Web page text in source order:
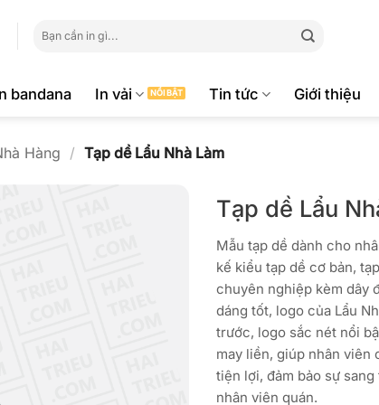
kiếm:
bandana In vải Tin tức Giới thiệu
Hàng / Tạp dề Lẩu Nhà Làm
Tạp dề Lẩu
Mẫu tạp dề dành cho
kế kiểu tạp dề cơ bản,
chuyên nghiệp kèm dây
dáng tốt, logo của Lẩu
trước, logo sắc nét nổi
may liền, giúp nhân viên
tiện lợi, đảm bảo sự
nhân viên quán.